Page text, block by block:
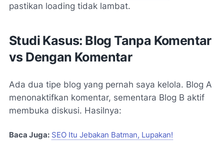
pastikan loading tidak lambat.
Studi Kasus: Blog Tanpa Komentar
vs Dengan Komentar
Ada dua tipe blog yang pernah saya kelola. Blog A
menonaktifkan komentar, sementara Blog B aktif
membuka diskusi. Hasilnya:
Baca Juga: SEO Itu Jebakan Batman, Lupakan!